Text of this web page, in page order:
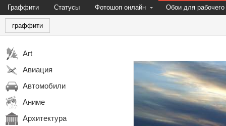
Граффити Статусы Фотошоп онлайн Обои для рабочего
граффити
Art
Авиация
Автомобили
Аниме
Архитектура